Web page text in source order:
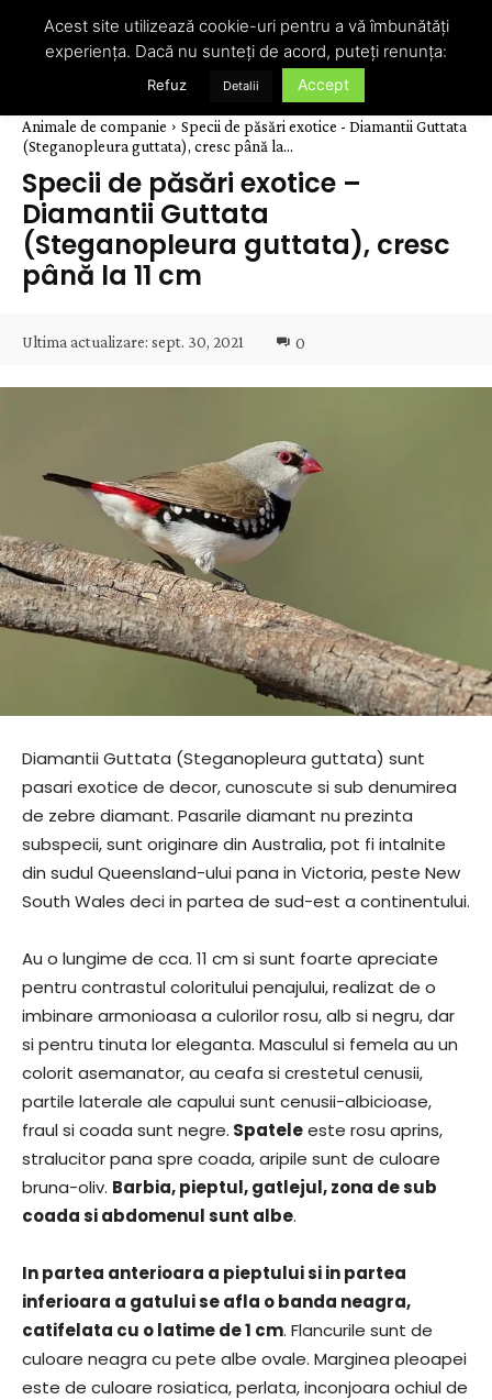
Animale de companie
Specii de păsări exotice - Diamantii Guttata
(Steganopleura guttata), cresc până la...
Specii de păsări exotice –
Diamantii Guttata
(Steganopleura guttata), cresc
până la 11 cm
Ultima actualizare: sept. 30, 2021 0
Diamantii Guttata (Steganopleura guttata) sunt
pasari exotice de decor, cunoscute si sub denumirea
de zebre diamant. Pasarile diamant nu prezinta
subspecii, sunt originare din Australia, pot fi intalnite
din sudul Queensland-ului pana in Victoria, peste New
South Wales deci in partea de sud-est a continentului.
Au o lungime de cca. 11 cm si sunt foarte apreciate
pentru contrastul coloritului penajului, realizat de o
imbinare armonioasa a culorilor rosu, alb si negru, dar
si pentru tinuta lor eleganta. Masculul si femela au un
colorit asemanator, au ceafa si crestetul cenusii,
partile laterale ale capului sunt cenusii-albicioase,
fraul si coada sunt negre. Spateleeste rosu aprins,
stralucitor pana spre coada, aripile sunt de culoare
bruna-oliv. Barbia, pieptul, gatlejul, zona de sub
coada si abdomenul sunt albe.
In partea anterioara a pieptului si in partea
inferioara a gatului se afla o banda neagra,
catifelata cu o latime de 1 cm. Flancurile sunt de
culoare neagra cu pete albe ovale. Marginea pleoapei
este de culoare rosiatica, perlata, inconjoara ochiul de
Acest site utilizează cookie-uri pentru a vă îmbunătăți
experiența. Dacă nu sunteți de acord, puteți renunța:
Refuz Detalii Accept